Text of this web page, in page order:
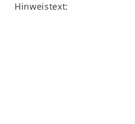
auch Sondergrößen lieferbar
Hinweistext: